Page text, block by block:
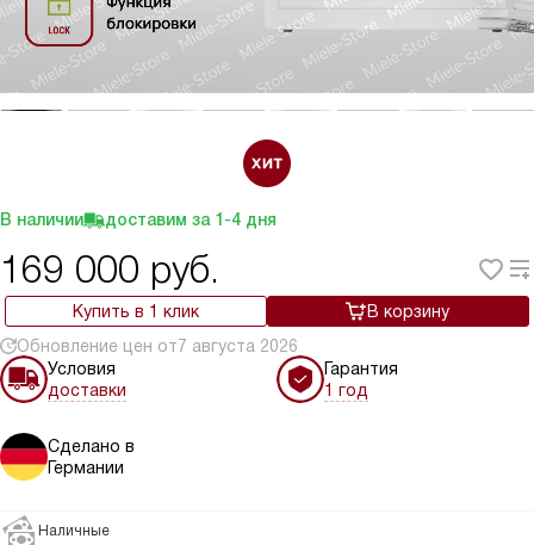
В наличии доставим за 1-4 дня
169 000 руб.
Купить в 1 клик
В корзину
Обновление цен от7 августа 2026
Условия
доставки
Гарантия
1 год
Сделано в
Германии
Наличные